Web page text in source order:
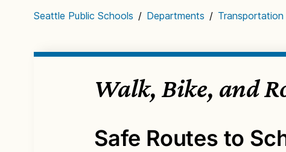
Seattle Public Schools / Departments / Transportation
Walk, Bike, and
Safe Routes to